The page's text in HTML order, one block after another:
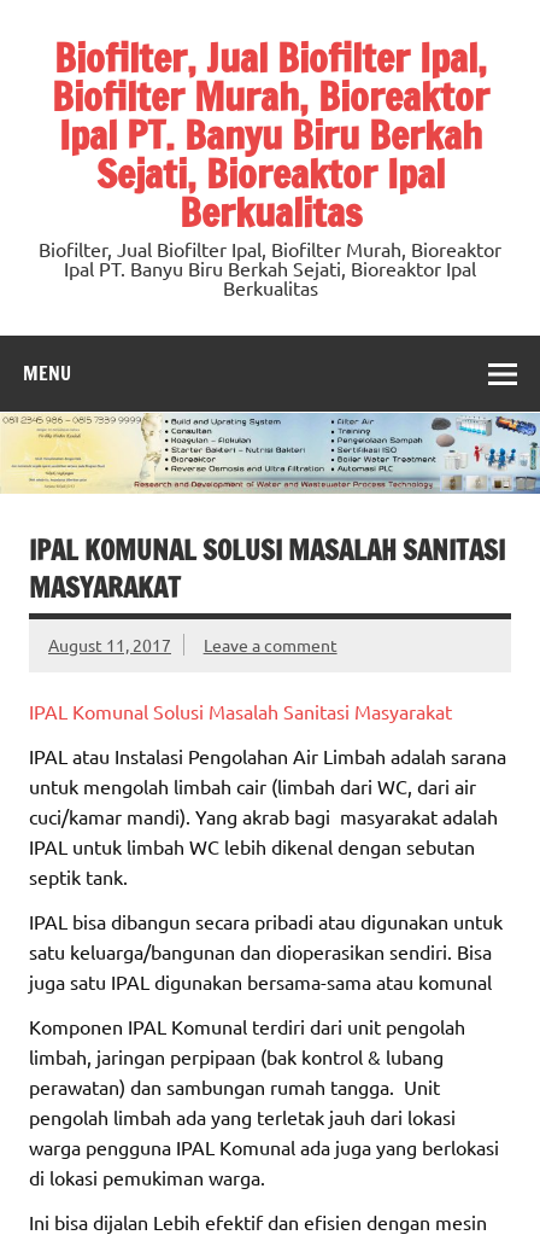
contentBiofilter, Jual Biofilter Ipal,
Biofilter Murah, Bioreaktor
Ipal PT. Banyu Biru Berkah
Sejati, Bioreaktor Ipal
Berkualitas
Biofilter, Jual Biofilter Ipal, Biofilter Murah, Bioreaktor
Ipal PT. Banyu Biru Berkah Sejati, Bioreaktor Ipal
Berkualitas
MENU
IPAL KOMUNAL SOLUSI MASALAH SANITASI
MASYARAKAT
August 11, 2017 Leave a comment
IPAL Komunal Solusi Masalah Sanitasi Masyarakat
IPAL atau Instalasi Pengolahan Air Limbah adalah sarana
untuk mengolah limbah cair (limbah dari WC, dari air
cuci/kamar mandi). Yang akrab bagi masyarakat adalah
IPAL untuk limbah WC lebih dikenal dengan sebutan
septik tank.
IPAL bisa dibangun secara pribadi atau digunakan untuk
satu keluarga/bangunan dan dioperasikan sendiri. Bisa
juga satu IPAL digunakan bersama-sama atau komunal
Komponen IPAL Komunal terdiri dari unit pengolah
limbah, jaringan perpipaan (bak kontrol & lubang
perawatan) dan sambungan rumah tangga. Unit
pengolah limbah ada yang terletak jauh dari lokasi
warga pengguna IPAL Komunal ada juga yang berlokasi
di lokasi pemukiman warga.
Ini bisa dijalan Lebih efektif dan efisien dengan mesin